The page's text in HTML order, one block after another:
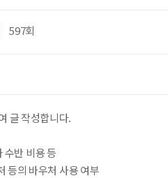
597회
글 작성합니다.
수반 비용 등
등의 바우처 사용 여부